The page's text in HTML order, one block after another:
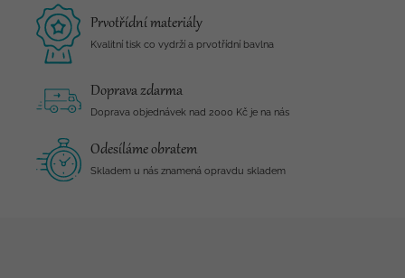
Prvotřídní materiály
Kvalitní tisk co vydrží a prvotřídní bavlna
Doprava zdarma
Doprava objednávek nad 2000 Kč je na nás
Odesíláme obratem
Skladem u nás znamená opravdu skladem